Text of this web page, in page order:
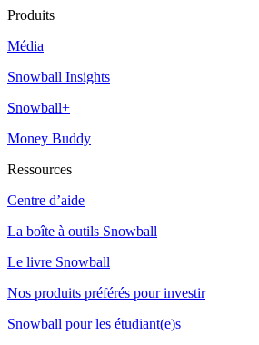
Produits
Média
Snowball Insights
Snowball+
Money Buddy
Ressources
Centre d’aide
La boîte à outils Snowball
Le livre Snowball
Nos produits préférés pour investir
Snowball pour les étudiant(e)s